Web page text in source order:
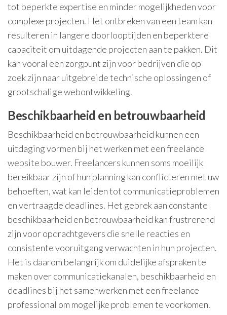
tot beperkte expertise en minder mogelijkheden voor
complexe projecten. Het ontbreken van een team kan
resulteren in langere doorlooptijden en beperktere
capaciteit om uitdagende projecten aan te pakken. Dit
kan vooral een zorgpunt zijn voor bedrijven die op
zoek zijn naar uitgebreide technische oplossingen of
grootschalige webontwikkeling.
Beschikbaarheid en betrouwbaarheid
Beschikbaarheid en betrouwbaarheid kunnen een
uitdaging vormen bij het werken met een freelance
website bouwer. Freelancers kunnen soms moeilijk
bereikbaar zijn of hun planning kan conflicteren met uw
behoeften, wat kan leiden tot communicatieproblemen
en vertraagde deadlines. Het gebrek aan constante
beschikbaarheid en betrouwbaarheid kan frustrerend
zijn voor opdrachtgevers die snelle reacties en
consistente vooruitgang verwachten in hun projecten.
Het is daarom belangrijk om duidelijke afspraken te
maken over communicatiekanalen, beschikbaarheid en
deadlines bij het samenwerken met een freelance
professional om mogelijke problemen te voorkomen.